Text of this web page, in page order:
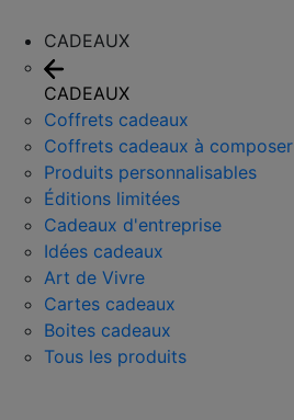
CADEAUX
CADEAUX
Coffrets cadeaux
Coffrets cadeaux à composer
Produits personnalisables
Éditions limitées
Cadeaux d'entreprise
Idées cadeaux
Art de Vivre
Cartes cadeaux
Boites cadeaux
Tous les produits